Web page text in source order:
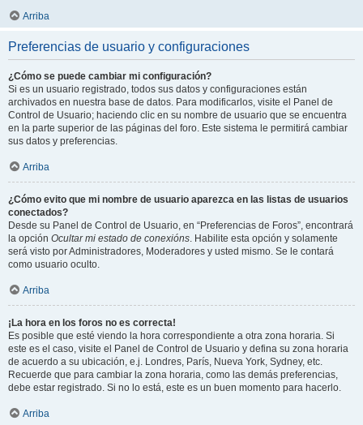
Arriba
Preferencias de usuario y configuraciones
¿Cómo se puede cambiar mi configuración?
Si es un usuario registrado, todos sus datos y configuraciones están
archivados en nuestra base de datos. Para modificarlos, visite el Panel de
Control de Usuario; haciendo clic en su nombre de usuario que se encuentra
en la parte superior de las páginas del foro. Este sistema le permitirá cambiar
sus datos y preferencias.
Arriba
¿Cómo evito que mi nombre de usuario aparezca en las listas de usuarios
conectados?
Desde su Panel de Control de Usuario, en “Preferencias de Foros”, encontrará
la opción Ocultar mi estado de conexións. Habilite esta opción y solamente
será visto por Administradores, Moderadores y usted mismo. Se le contará
como usuario oculto.
Arriba
¡La hora en los foros no es correcta!
Es posible que esté viendo la hora correspondiente a otra zona horaria. Si
este es el caso, visite el Panel de Control de Usuario y defina su zona horaria
de acuerdo a su ubicación, e.j. Londres, París, Nueva York, Sydney, etc.
Recuerde que para cambiar la zona horaria, como las demás preferencias,
debe estar registrado. Si no lo está, este es un buen momento para hacerlo.
Arriba